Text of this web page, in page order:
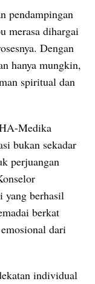
pendampingan
merasa dihargai
Dengan
hanya mungkin,
spiritual dan
Medika
bukan sekadar
perjuangan
yang berhasil
berkat
dari
individual